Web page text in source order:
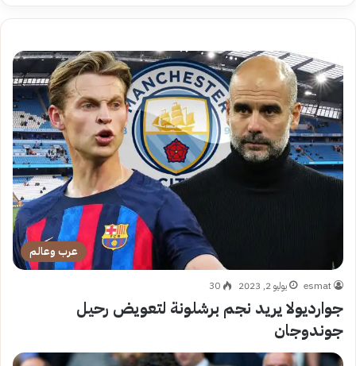
عرب وعالم
esmat يوليو 2, 2023 30
جوارديولا يريد نجم برشلونة لتعويض رحيل
جوندوجان